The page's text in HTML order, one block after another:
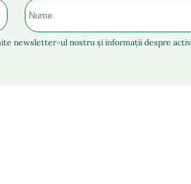
newsletter-ul nostru și informații despre